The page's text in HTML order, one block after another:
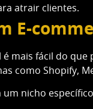
atrair clientes.
E-
mais fácil do que
como Shopify,
um nicho